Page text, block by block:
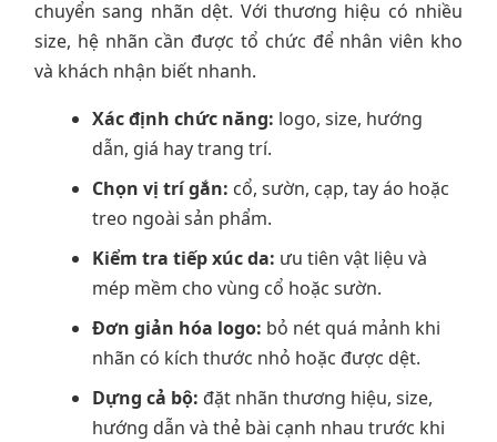
chuyển sang nhãn dệt. Với thương hiệu có nhiều
size, hệ nhãn cần được tổ chức để nhân viên kho
và khách nhận biết nhanh.
Xác định chức năng: logo, size, hướng
dẫn, giá hay trang trí.
Chọn vị trí gắn: cổ, sườn, cạp, tay áo hoặc
treo ngoài sản phẩm.
Kiểm tra tiếp xúc da: ưu tiên vật liệu và
mép mềm cho vùng cổ hoặc sườn.
Đơn giản hóa logo: bỏ nét quá mảnh khi
nhãn có kích thước nhỏ hoặc được dệt.
Dựng cả bộ: đặt nhãn thương hiệu, size,
hướng dẫn và thẻ bài cạnh nhau trước khi